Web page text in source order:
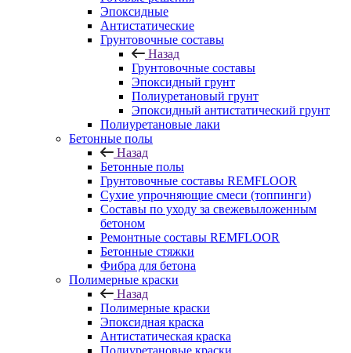
Эпоксидные
Антистатические
Грунтовочные составы
Назад
Грунтовочные составы
Эпоксидный грунт
Полиуретановый грунт
Эпоксидный антистатический грунт
Полиуретановые лаки
Бетонные полы
Назад
Бетонные полы
Грунтовочные составы REMFLOOR
Сухие упрочняющие смеси (топпинги)
Составы по уходу за свежевыложенным
бетоном
Ремонтные составы REMFLOOR
Бетонные стяжки
Фибра для бетона
Полимерные краски
Назад
Полимерные краски
Эпоксидная краска
Антистатическая краска
Полиуретановые краски